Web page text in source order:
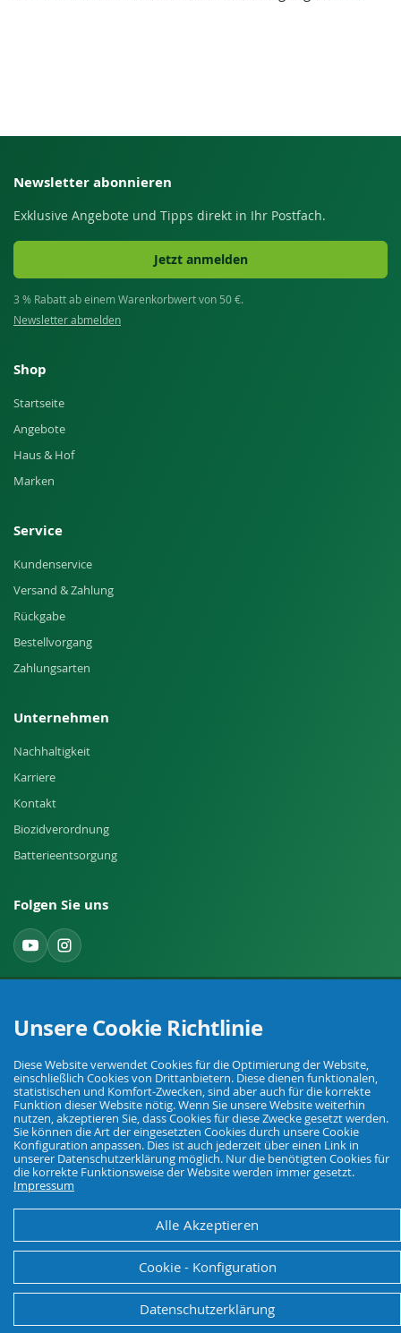
Newsletter abonnieren
Exklusive Angebote und Tipps direkt in Ihr Postfach.
Jetzt anmelden
3 % Rabatt ab einem Warenkorbwert von 50 €.
Newsletter abmelden
Shop
Startseite
Angebote
Haus & Hof
Marken
Service
Kundenservice
Versand & Zahlung
Rückgabe
Bestellvorgang
Zahlungsarten
Unternehmen
Nachhaltigkeit
Karriere
Kontakt
Biozidverordnung
Batterieentsorgung
Folgen Sie uns
Ihr Fachhandel für Landwirtschaft, Viehhaltung, Haus, Hof und Garten.
© Agrarking. Alle Rechte vorbehalten.
AGBDatenschutzWiderrufsbelehrungImpressum
Unsere Cookie Richtlinie
Diese Website verwendet Cookies für die Optimierung der Website,
einschließlich Cookies von Drittanbietern. Diese dienen funktionalen,
statistischen und Komfort-Zwecken, sind aber auch für die korrekte
Funktion dieser Website nötig. Wenn Sie unsere Website weiterhin
nutzen, akzeptieren Sie, dass Cookies für diese Zwecke gesetzt werden.
Sie können die Art der eingesetzten Cookies durch unsere Cookie
Konfiguration anpassen. Dies ist auch jederzeit über einen Link in
unserer Datenschutzerklärung möglich. Nur die benötigten Cookies für
die korrekte Funktionsweise der Website werden immer gesetzt.
Impressum
Alle Akzeptieren
Cookie - Konfiguration
Datenschutzerklärung